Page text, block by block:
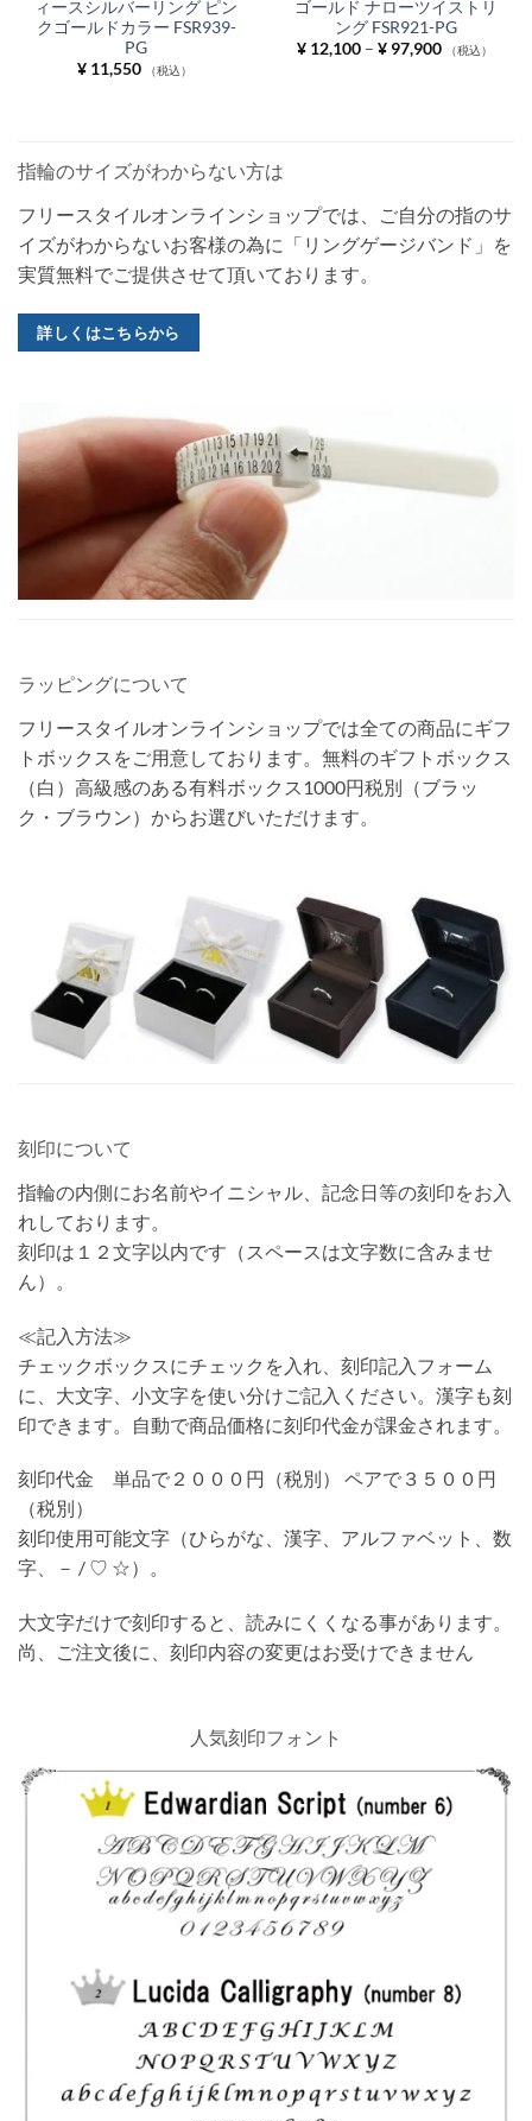
ィースシルバーリング ピン
クゴールドカラー FSR939-
PG
¥11,550 （税込）
ゴールド ナローツイストリ
ング FSR921-PG
¥12,100 – ¥97,900価
格
（税込）
指輪のサイズがわからない方は
フリースタイルオンラインショップでは、ご自分の指のサ
イズがわからないお客様の為に「リングゲージバンド」を
実質無料でご提供させて頂いております。
詳しくはこちらから
ラッピングについて
フリースタイルオンラインショップでは全ての商品にギフ
トボックスをご用意しております。無料のギフトボックス
（白）高級感のある有料ボックス1000円税別（ブラッ
ク・ブラウン）からお選びいただけます。
刻印について
指輪の内側にお名前やイニシャル、記念日等の刻印をお入
れしております。
刻印は１２文字以内です（スペースは文字数に含みませ
ん）。
≪記入方法≫
チェックボックスにチェックを入れ、刻印記入フォーム
に、大文字、小文字を使い分けご記入ください。漢字も刻
印できます。自動で商品価格に刻印代金が課金されます。
刻印代金 単品で２０００円（税別） ペアで３５００円
（税別）
刻印使用可能文字（ひらがな、漢字、アルファベット、数
字、－ / ♡ ☆）。
大文字だけで刻印すると、読みにくくなる事があります。
尚、ご注文後に、刻印内容の変更はお受けできません
人気刻印フォント